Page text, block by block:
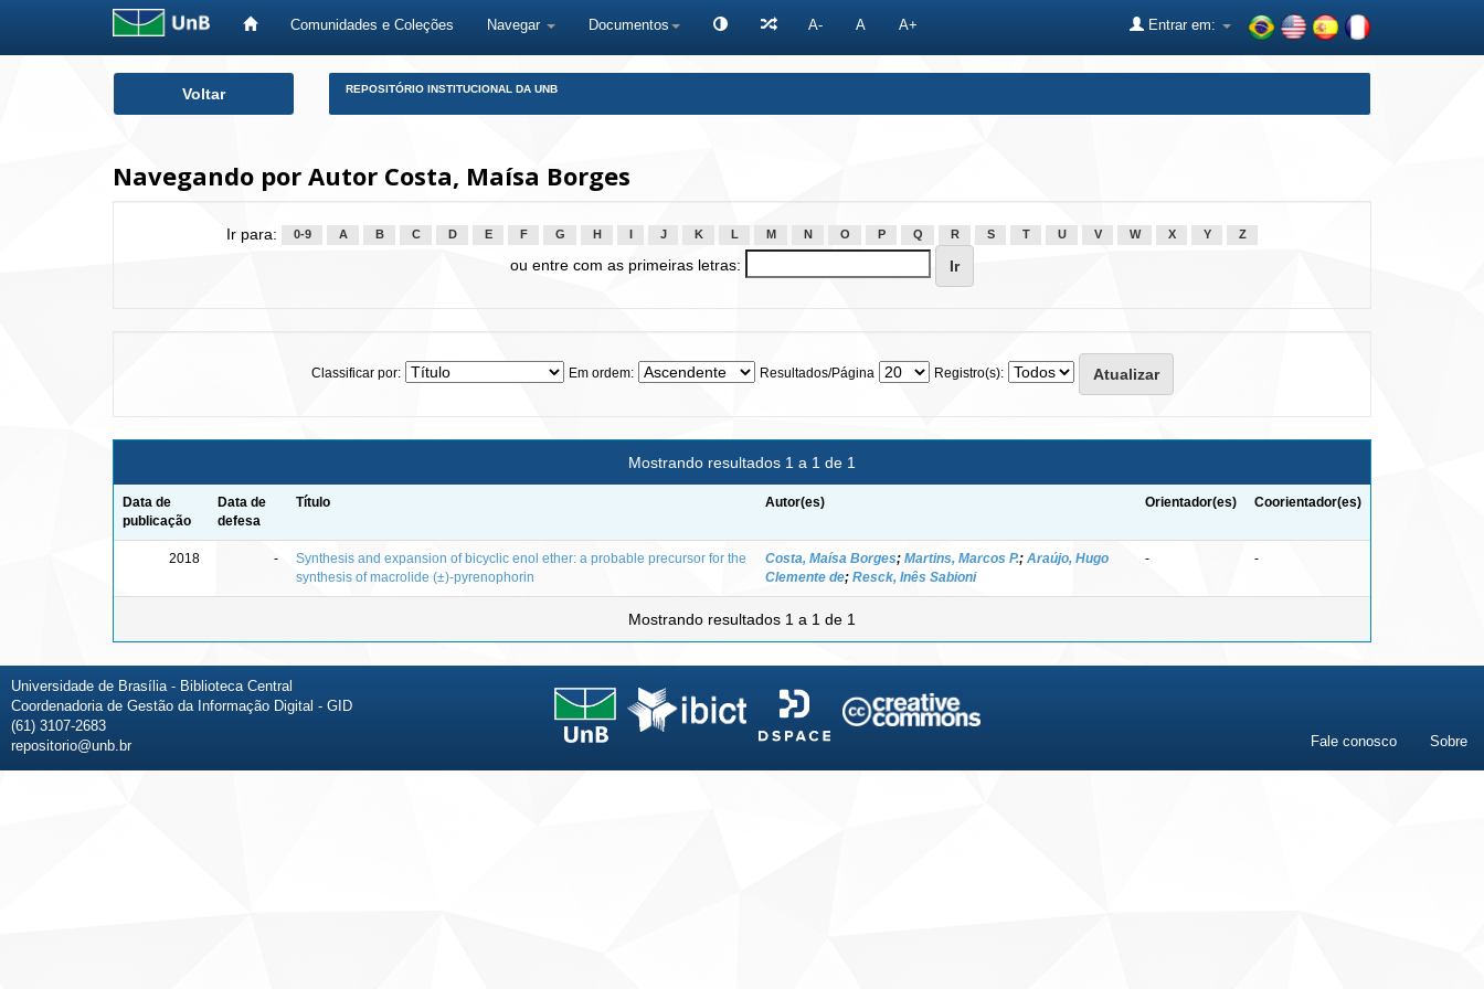
Comunidades e Coleções Navegar Documentos A- A A+ Entrar em:
Voltar REPOSITÓRIO INSTITUCIONAL DA UNB
Navegando por Autor Costa, Maísa Borges
Ir para: 0-9 A B C D E F G H J K L M N O P Q R S T U V W X Y Z
ou entre com as primeiras letras:
Classificar por: Em ordem: Resultados/Página Registro(s):
Mostrando resultados 1 a 1 de 1
Data de
publicação
Data de
defesa
Título Autor(es) Orientador(es) Coorientador(es)
2018 -
Synthesis and expansion of bicyclic enol ether: a probable precursor for the
synthesis of macrolide (±)-pyrenophorin
Costa, Maísa Borges; Martins, Marcos P.; Araújo, Hugo
Clemente de; Resck, Inês Sabioni
- -
Mostrando resultados 1 a 1 de 1
Universidade de Brasília - Biblioteca Central
Coordenadoria de Gestão da Informação Digital - GID
(61) 3107-2683
repositorio@unb.br
Fale conosco Sobre